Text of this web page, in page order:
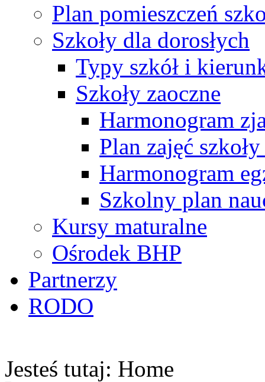
Plan pomieszczeń
Szkoły dla dorosłych
Typy szkół i
Szkoły zaoczne
Harmonogram
Plan zajęć
Harmonogram
Szkolny plan
Kursy maturalne
Ośrodek BHP
Partnerzy
RODO
Jesteś tutaj: Home